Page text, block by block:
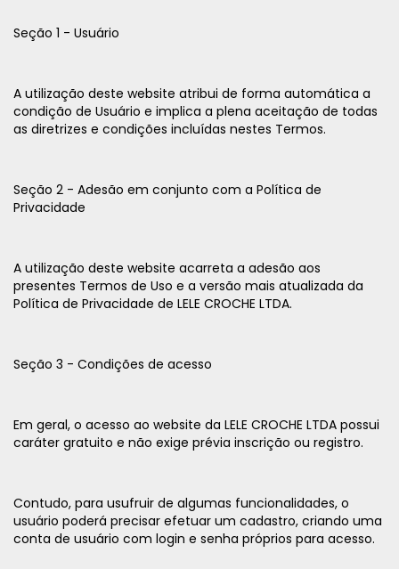
Seção 1 - Usuário
A utilização deste website atribui de forma automática a
condição de Usuário e implica a plena aceitação de todas
as diretrizes e condições incluídas nestes Termos.
Seção 2 - Adesão em conjunto com a Política de
Privacidade
A utilização deste website acarreta a adesão aos
presentes Termos de Uso e a versão mais atualizada da
Política de Privacidade de LELE CROCHE LTDA.
Seção 3 - Condições de acesso
Em geral, o acesso ao website da LELE CROCHE LTDA possui
caráter gratuito e não exige prévia inscrição ou registro.
Contudo, para usufruir de algumas funcionalidades, o
usuário poderá precisar efetuar um cadastro, criando uma
conta de usuário com login e senha próprios para acesso.